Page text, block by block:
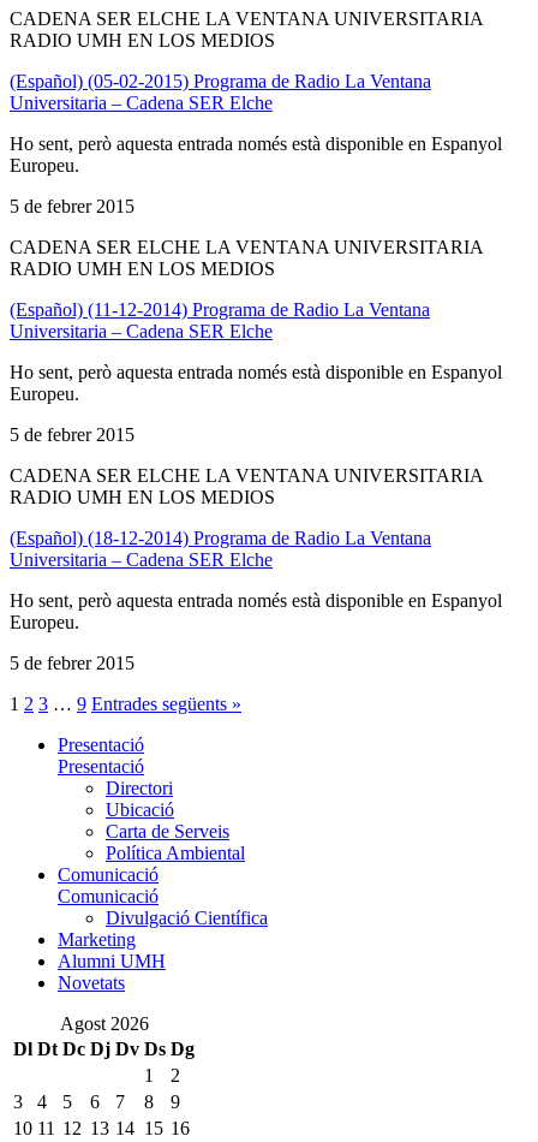
CADENA SER ELCHE LA VENTANA UNIVERSITARIA
RADIO UMH EN LOS MEDIOS
(Español) (05-02-2015) Programa de Radio La Ventana
Universitaria – Cadena SER Elche
Ho sent, però aquesta entrada només està disponible en Espanyol
Europeu.
5 de febrer 2015
CADENA SER ELCHE LA VENTANA UNIVERSITARIA
RADIO UMH EN LOS MEDIOS
(Español) (11-12-2014) Programa de Radio La Ventana
Universitaria – Cadena SER Elche
Ho sent, però aquesta entrada només està disponible en Espanyol
Europeu.
5 de febrer 2015
CADENA SER ELCHE LA VENTANA UNIVERSITARIA
RADIO UMH EN LOS MEDIOS
(Español) (18-12-2014) Programa de Radio La Ventana
Universitaria – Cadena SER Elche
Ho sent, però aquesta entrada només està disponible en Espanyol
Europeu.
5 de febrer 2015
1 2 3 … 9 Entrades següents »
Presentació
Presentació
Directori
Ubicació
Carta de Serveis
Política Ambiental
Comunicació
Comunicació
Divulgació Científica
Marketing
Alumni UMH
Novetats
Agost 2026
Dl Dt Dc Dj Dv Ds Dg
1
2
3
4 5 6 7 8
9
10 11 12 13 14 15 16